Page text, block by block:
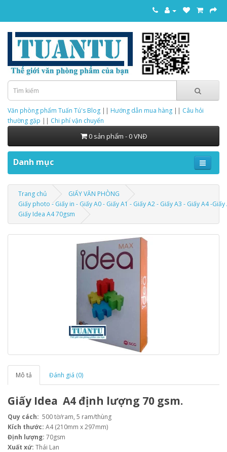
Văn phòng phẩm Tuấn Tú's Blog || Hướng dẫn mua hàng || Câu hỏi
thường gặp || Chi phí vận chuyển
0 sản phẩm - 0 VNĐ
Danh mục
Trang chủ
GIẤY VĂN PHÒNG
Giấy photo - Giấy in - Giấy A0 - Giấy A1 - Giấy A2 - Giấy A3 - Giấy A4 -Giấy
Giấy Idea A4 70gsm
Mô tả Đánh giá (0)
Giấy Idea A4 định lượng 70 gsm.
Quy cách: 500 tờ/ram, 5 ram/thùng
Kích thước: A4 (210mm x 297mm)
Định lượng: 70gsm
Xuất xứ: Thái Lan